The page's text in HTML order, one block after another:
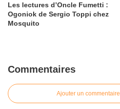
Les lectures d’Oncle Fumetti :
Ogoniok de Sergio Toppi chez
Mosquito
Commentaires
Ajouter un commentaire